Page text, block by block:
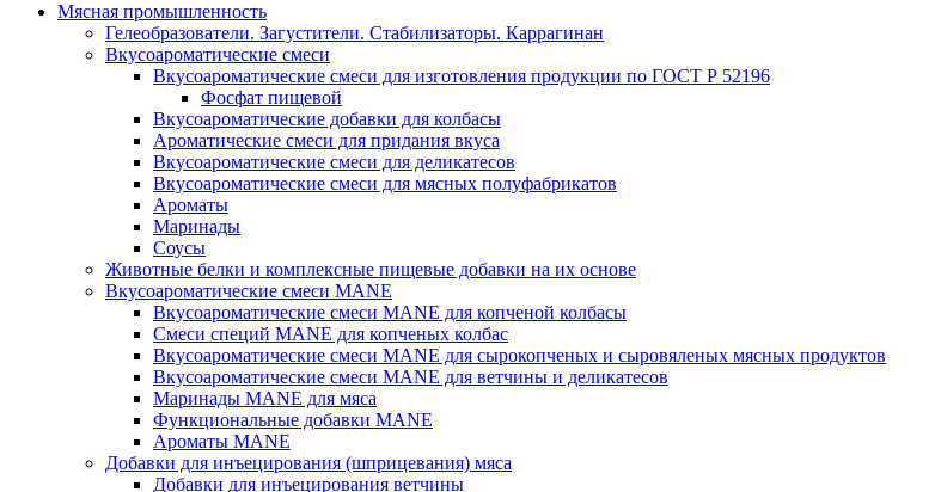
Мясная промышленность
Гелеобразователи. Загустители. Стабилизаторы. Каррагинан
Вкусоароматические смеси
Вкусоароматические смеси для изготовления продукции по ГОСТ Р 52196
Фосфат пищевой
Вкусоароматические добавки для колбасы
Ароматические смеси для придания вкуса
Вкусоароматические смеси для деликатесов
Вкусоароматические смеси для мясных полуфабрикатов
Ароматы
Маринады
Соусы
Животные белки и комплексные пищевые добавки на их основе
Вкусоароматические смеси MANE
Вкусоароматические смеси MANE для копченой колбасы
Смеси специй MANE для копченых колбас
Вкусоароматические смеси MANE для сырокопченых и сыровяленых мясных продуктов
Вкусоароматические смеси MANE для ветчины и деликатесов
Маринады MANE для мяса
Функциональные добавки MANE
Ароматы MANE
Добавки для инъецирования (шприцевания) мяса
Добавки для инъецирования ветчины